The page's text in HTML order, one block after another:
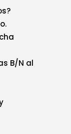
B/N al